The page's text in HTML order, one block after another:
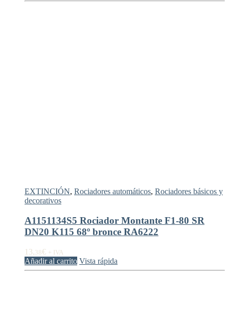
EXTINCIÓN, Rociadores automáticos, Rociadores básicos y
decorativos
A1151134S5 Rociador Montante F1-80 SR
DN20 K115 68º bronce RA6222
13,38€ + IVA
Añadir al carrito Vista rápida